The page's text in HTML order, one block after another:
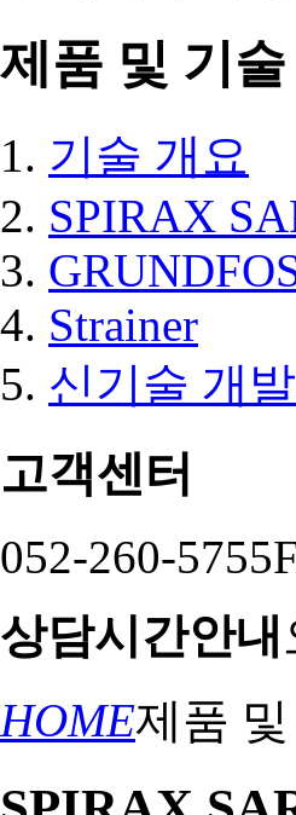
제품 및 기술
기술 개요
SPIRAX
Strainer
신기술 개
고객센터
052-260-5755
상담시간안내
HOME제품